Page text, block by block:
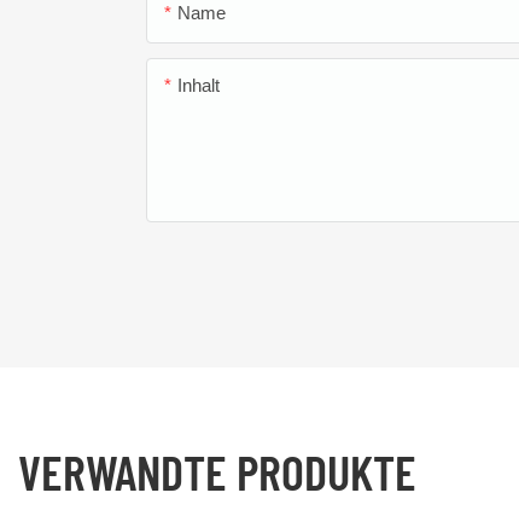
Name
Inhalt
VERWANDTE PRODUKTE